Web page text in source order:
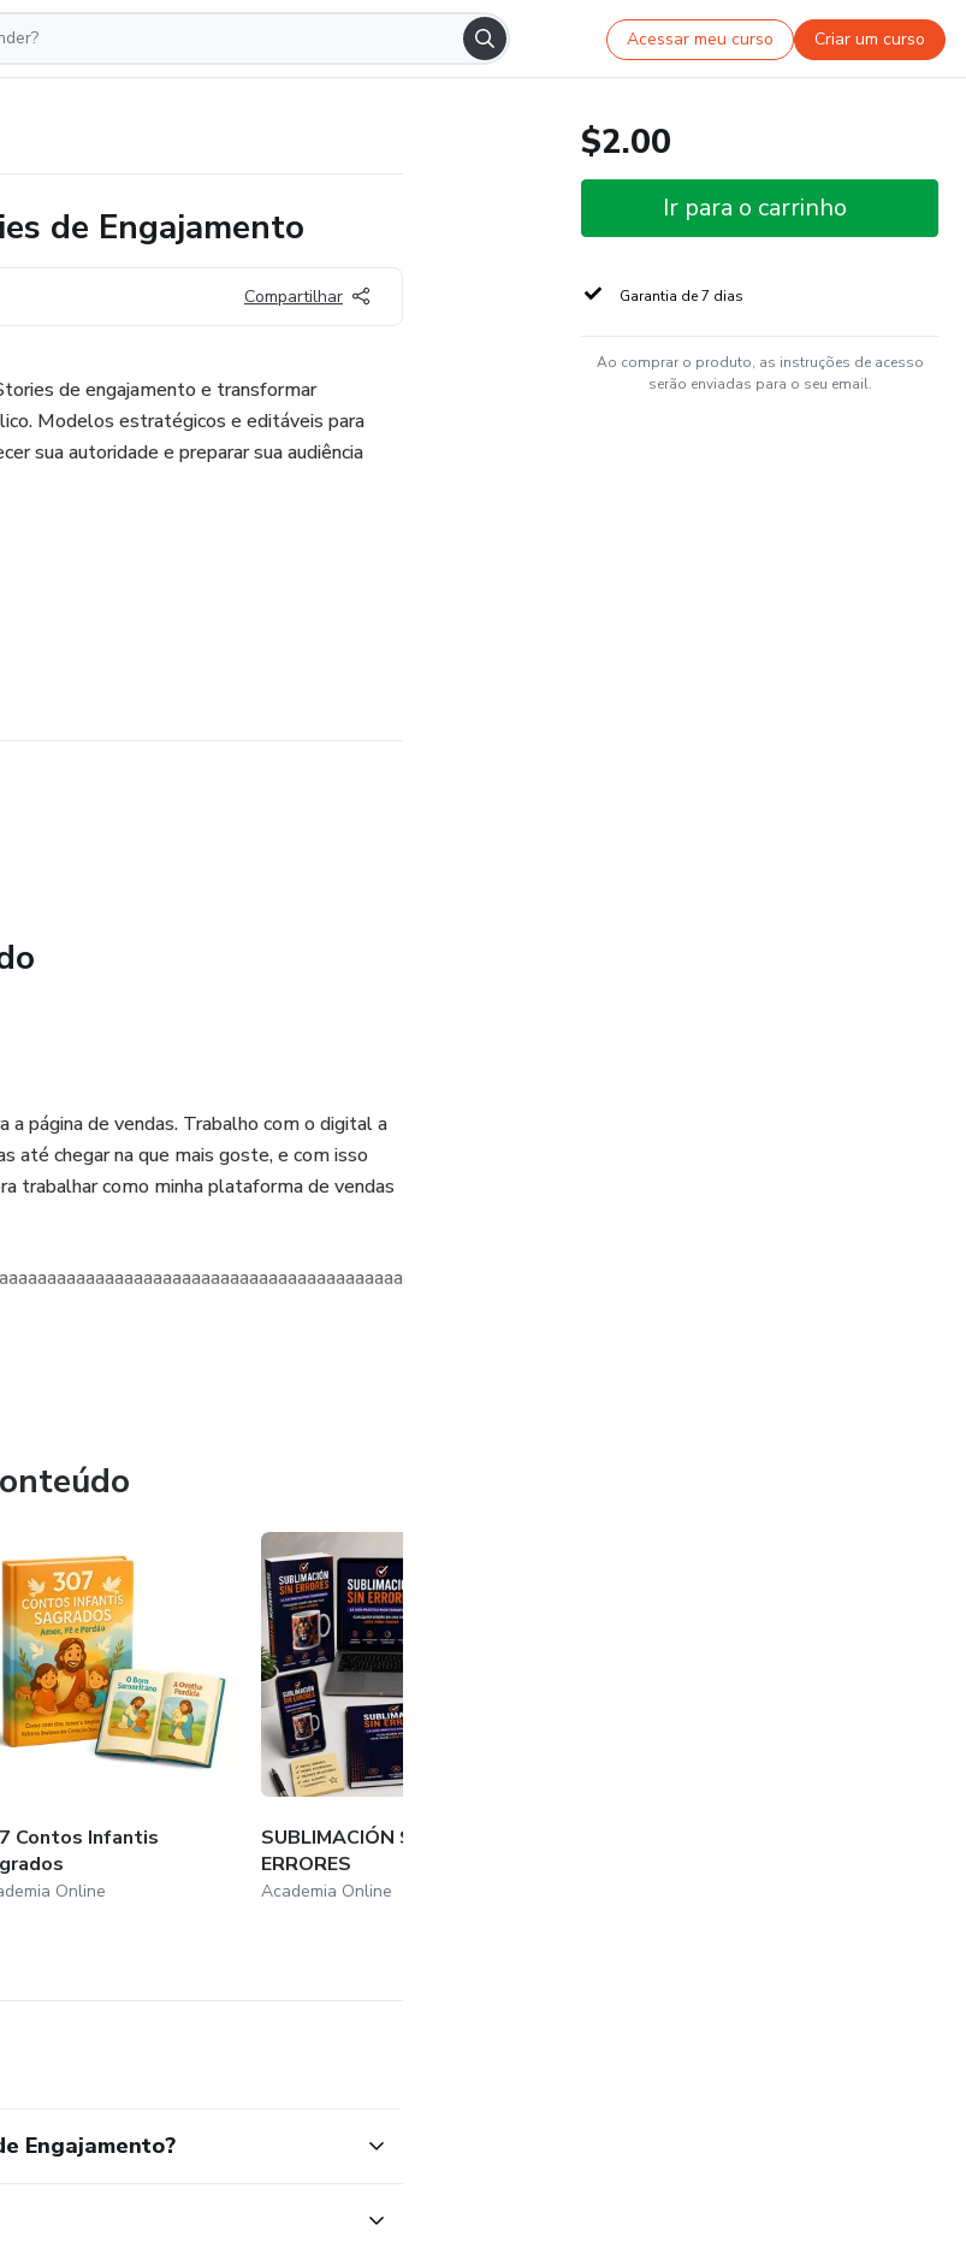
Acessar meu curso Criar um curso
de Engajamento
Compartilhar
de engajamento e transformar
Modelos estratégicos e editáveis para
sua autoridade e preparar sua audiência
página de vendas. Trabalho com o digital a
até chegar na que mais goste, e com isso
trabalhar como minha plataforma de vendas
Contos Infantis
Online
SUBLIMACIÓN SIN
ERRORES
Academia Online
Engajamento?
$2.00
Ir para o carrinho
Garantia de 7 dias
Ao comprar o produto, as instruções de acesso
serão enviadas para o seu email.